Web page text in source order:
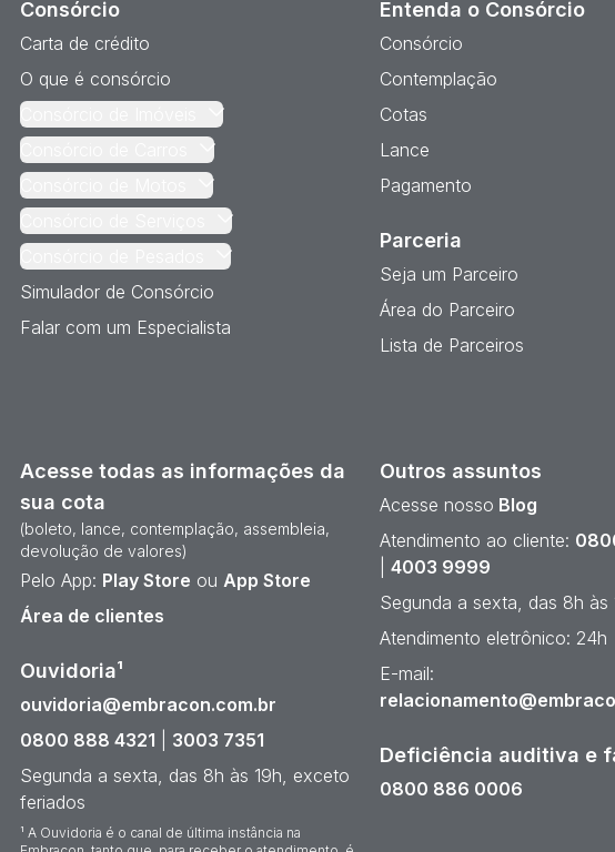
Consórcio
Carta de crédito
O que é consórcio
Simulador de Consórcio
Falar com um Especialista
Entenda o Consórcio
Consórcio
Contemplação
Cotas
Lance
Pagamento
Parceria
Seja um Parceiro
Área do Parceiro
Lista de Parceiros
Acesse todas as informações da
sua cota
(boleto, lance, contemplação, assembleia,
devolução de valores)
Pelo App: Play Store ou App Store
Área de clientes
Ouvidoria¹
ouvidoria@embracon.com.br
0800 888 4321
3003 7351
Segunda a sexta, das 8h às 19h, exceto
feriados
¹ A Ouvidoria é o canal de última instância na
Outros assuntos
Acesse nosso Blog
Atendimento ao cliente:
4003 9999
Segunda a sexta, das 8h às
Atendimento eletrônico: 24h
E-mail:
Deficiência auditiva e
0800 886 0006